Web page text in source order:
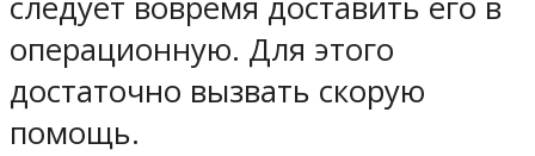
операционную. Для этого
достаточно вызвать скорую
помощь.